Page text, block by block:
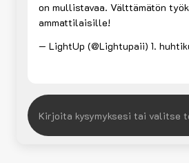
on mullistavaa. Välttämätön
ammattilaisille!
— LightUp (@Lightupaii) 1.